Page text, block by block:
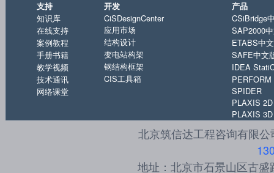
支持
知识库
在线支持
案例教程
手册书籍
教学视频
技术通讯
网络课堂
开发
CiSDesignCenter
应用市场
结构设计
变电站构架
钢结构框架
CIS工具箱
产品
CSiBridge
SAP2000
ETABS中
SAFE中文
IDEA
PERFORM
SPIDER
PLAXIS 2D
PLAXIS 3D
北京筑信达工程咨询有限
地址：北京市石景山区古